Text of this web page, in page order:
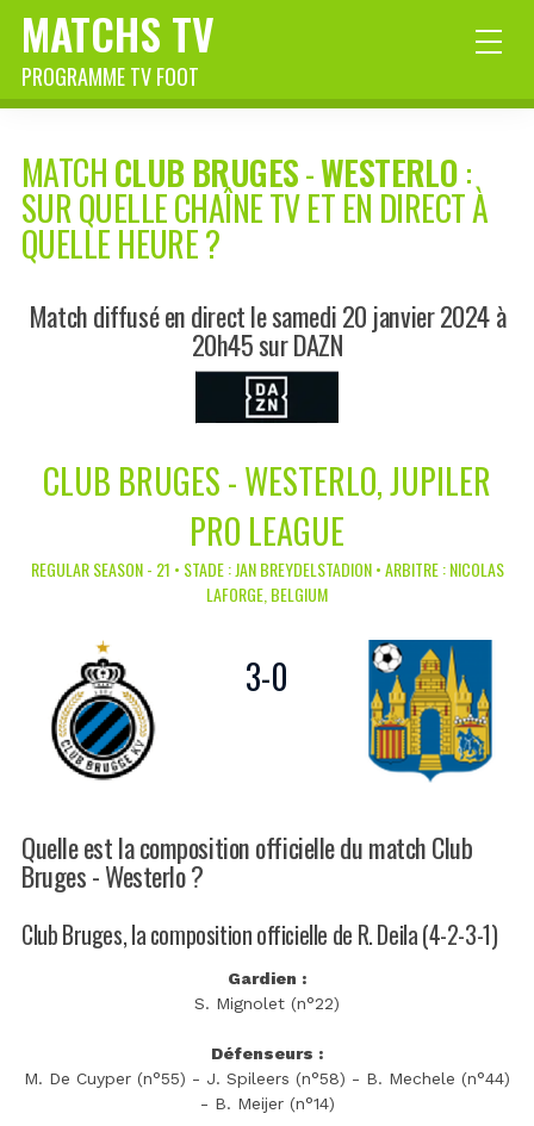
MATCHS TV
PROGRAMME TV FOOT
MATCHCLUB BRUGES-WESTERLO:
SUR QUELLE CHAÎNE TV ET EN DIRECT À
QUELLE HEURE ?
Match diffusé en direct le samedi 20 janvier 2024 à
20h45 sur DAZN
CLUB BRUGES - WESTERLO, JUPILER
PRO LEAGUE
REGULAR SEASON - 21 • STADE : JAN BREYDELSTADION • ARBITRE : NICOLAS
LAFORGE, BELGIUM
3-0
Quelle est la composition officielle du match Club
Bruges - Westerlo ?
Club Bruges, la composition officielle de R. Deila (4-2-3-1)
Gardien :
S. Mignolet (n°22)
Défenseurs :
M. De Cuyper (n°55) - J. Spileers (n°58) - B. Mechele (n°44)
- B. Meijer (n°14)